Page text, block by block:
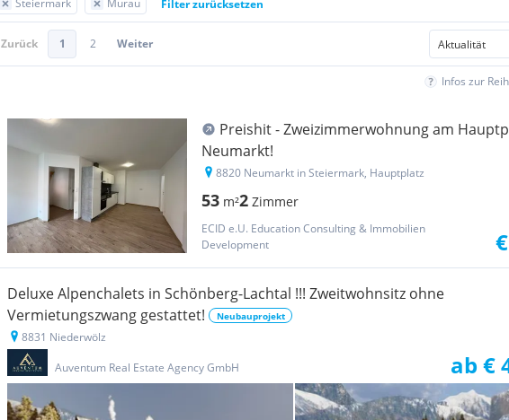
Steiermark Murau Filter zurücksetzen
Zurück 1 2 Weiter
Infos zur
Preishit - Zweizimmerwohnung am
Neumarkt!
8820 Neumarkt in Steiermark, Hauptplatz
53 m²2 Zimmer
ECID e.U. Education Consulting & Immobilien
Development
Deluxe Alpenchalets in Schönberg-Lachtal !!! Zweitwohnsitz ohne
Vermietungszwang gestattet!
Neubauprojekt
8831 Niederwölz
Auventum Real Estate Agency GmbH
ab €